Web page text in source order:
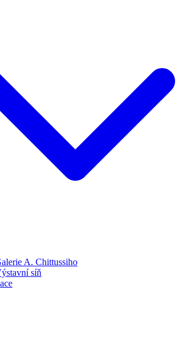
A. Chittussiho
síň